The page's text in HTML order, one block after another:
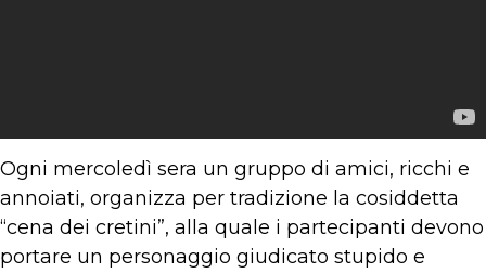
Ogni mercoledì sera un gruppo di amici, ricchi e
annoiati, organizza per tradizione la cosiddetta
“cena dei cretini”, alla quale i partecipanti devono
portare un personaggio giudicato stupido e